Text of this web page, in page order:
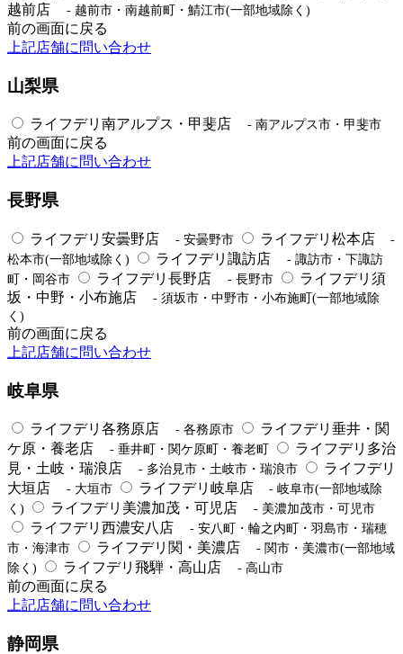
越前店
- 越前市・南越前町・鯖江市(一部地域除く)
前の画面に戻る
上記店舗に問い合わせ
山梨県
ライフデリ南アルプス・甲斐店 - 南アルプス市・甲斐市
前の画面に戻る
上記店舗に問い合わせ
長野県
ライフデリ安曇野店 - 安曇野市 ライフデリ松本店
-
松本市(一部地域除く)
ライフデリ諏訪店
- 諏訪市・下諏訪
町・岡谷市
ライフデリ長野店 - 長野市
ライフデリ須
坂・中野・小布施店
- 須坂市・中野市・小布施町(一部地域除
く)
前の画面に戻る
上記店舗に問い合わせ
岐阜県
ライフデリ各務原店 - 各務原市
ライフデリ垂井・関
ケ原・養老店
- 垂井町・関ケ原町・養老町
ライフデリ多治
見・土岐・瑞浪店
- 多治見市・土岐市・瑞浪市
ライフデリ
大垣店
- 大垣市 ライフデリ岐阜店
- 岐阜市(一部地域除
く)
ライフデリ美濃加茂・可児店 - 美濃加茂市・可児市
ライフデリ西濃安八店
- 安八町・輪之内町・羽島市・瑞穂
市・海津市
ライフデリ関・美濃店
- 関市・美濃市(一部地域
除く)
ライフデリ飛騨・高山店 - 高山市
前の画面に戻る
上記店舗に問い合わせ
静岡県